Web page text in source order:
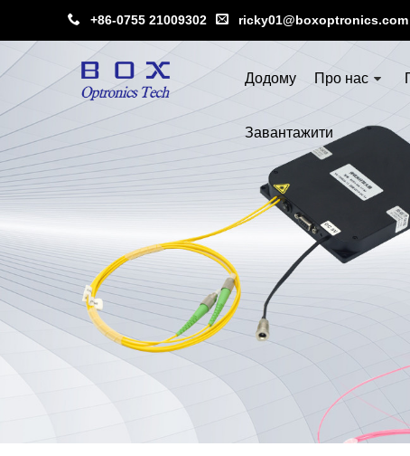
+86-0755 21009302 ricky01@boxoptronics.com
Додому Про нас
Завантажити